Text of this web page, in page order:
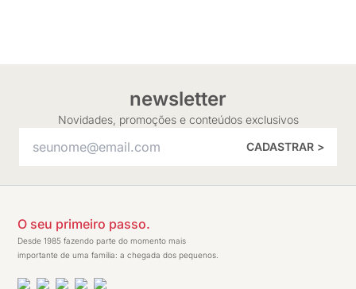
newsletter
Novidades, promoções e conteúdos exclusivos
CADASTRAR >
O seu primeiro passo.
Desde 1985 fazendo parte do momento mais
importante de uma família: a chegada dos pequenos.